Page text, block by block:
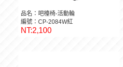
品名：吧檯椅-活動輪
編號：CP-2084W紅
NT:2,100